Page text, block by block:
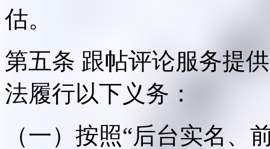
估。
第五条 跟帖评论服务提
法履行以下义务：
（一）按照“后台实名、